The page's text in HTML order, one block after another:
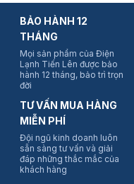
BẢO HÀNH 12
THÁNG
Mọi sản phẩm của Điện
Lạnh Tiến Lên được bảo
hành 12 tháng, bảo trì trọn
đời
TƯ VẤN MUA HÀNG
MIỄN PHÍ
Đội ngũ kinh doanh luôn
sẵn sàng tư vấn và giải
đáp những thắc mắc của
khách hàng